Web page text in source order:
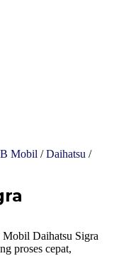
Mobil /Daihatsu /
Daihatsu Sigra
proses cepat,